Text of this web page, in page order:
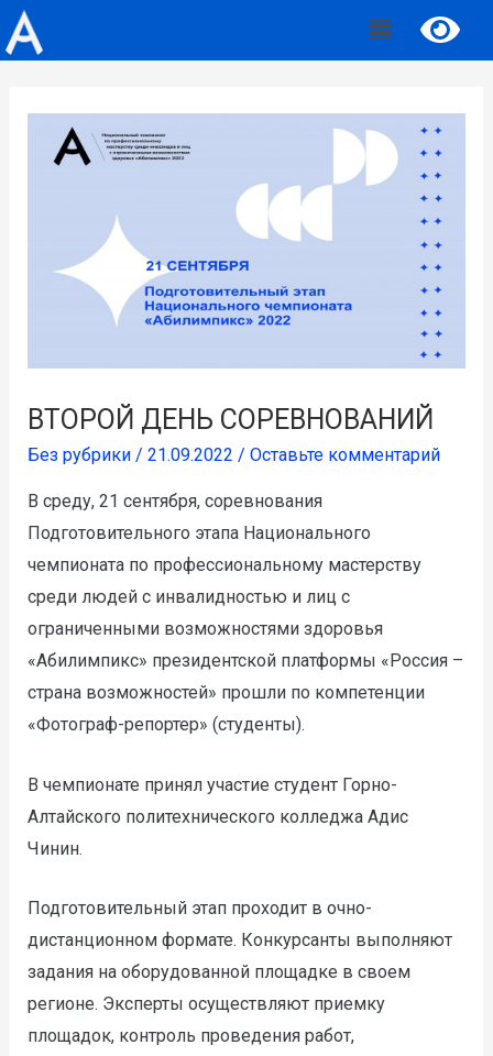
ВТОРОЙ ДЕНЬ СОРЕВНОВАНИЙ
Без рубрики/ 21.09.2022 / Оставьте комментарий
В среду, 21 сентября, соревнования
Подготовительного этапа Национального
чемпионата по профессиональному мастерству
среди людей с инвалидностью и лиц с
ограниченными возможностями здоровья
«Абилимпикс» президентской платформы «Россия –
страна возможностей» прошли по компетенции
«Фотограф-репортер» (студенты).
В чемпионате принял участие студент Горно-
Алтайского политехнического колледжа Адис
Чинин.
Подготовительный этап проходит в очно-
дистанционном формате. Конкурсанты выполняют
задания на оборудованной площадке в своем
регионе. Эксперты осуществляют приемку
площадок, контроль проведения работ,